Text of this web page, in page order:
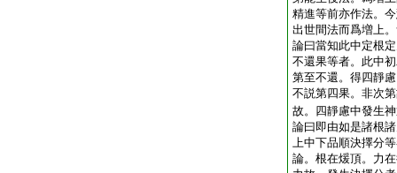
精進等前亦作法。
出世間法而爲増上
論曰當知此中定根
不還果等者。此中
第至不還。得四靜
不説第四果。非次
故。四靜慮中發生
論曰即由如是諸根
上中下品順決擇分
論。根在煖頂。力